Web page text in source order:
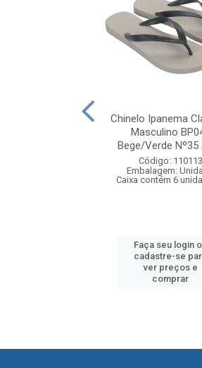
Chinelo Ipanema
Masculino
Bege/Verde Nº35
Código: 110113
Embalagem:
Caixa contém 6
Faça seu login
cadastre-se
ver preços e
comprar